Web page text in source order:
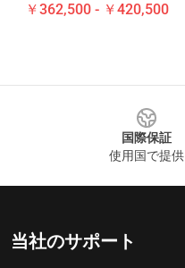
￥362,500 - ￥420,500
国際保証
使用国で提供
当社のサポート